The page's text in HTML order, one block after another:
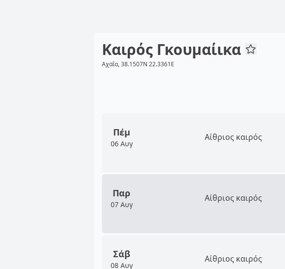
Καιρός Γκουμαίικα
Αχαΐα, 38.1507N 22.3361E
Πέμ
06 Αυγ
Αίθριος καιρός
Παρ
07 Αυγ
Αίθριος καιρός
Σάβ
08 Αυγ
Αίθριος καιρός